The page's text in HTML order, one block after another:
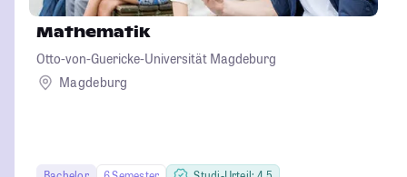
Mathematik
Otto-von-Guericke-Universität Magdeburg
Magdeburg